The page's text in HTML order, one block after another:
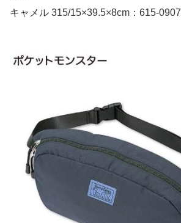
キャメル 315/15×39.5×8cm：615-0907